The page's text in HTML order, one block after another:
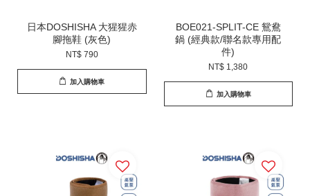
日本DOSHISHA 大猩猩赤
腳拖鞋 (灰色)
NT$ 790
加入購物車
BOE021-SPLIT-CE 鴛鴦
鍋 (經典款/聯名款專用配
件)
NT$ 1,380
加入購物車